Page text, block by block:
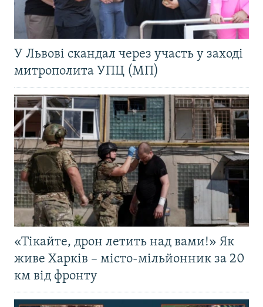
У Львові скандал через участь у заході
митрополита УПЦ (МП)
«Тікайте, дрон летить над вами!» Як
живе Харків – місто-мільйонник за 20
км від фронту